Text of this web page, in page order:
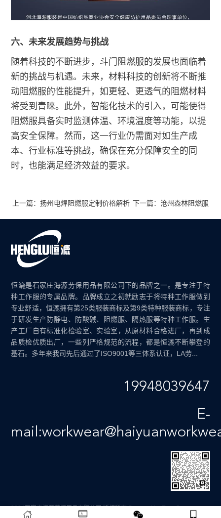
六、未来发展趋势与挑战
随着科技的不断进步，斗门阻燃服的发展也面临着
新的挑战与机遇。未来，材料科技的创新将不断推
动阻燃服的性能提升，如更轻、更透气的阻燃材料
将受到青睐。此外，智能化技术的引入，可能使得
阻燃服具备实时监测体温、环境温度等功能，以提
高安全保障。然而，这一行业仍需面对如生产成
本、行业标准等挑战，确保在充分保障安全的同
时，也能满足经济效益的要求。
上一篇：扬州电焊阻燃服定制价格解析 下一篇：沧州森林阻燃服
恒漉是石家庄海源劳保用品有限公司下的品牌之一。是专注于特
种工作服的专属品牌。品牌成立之初就励志于将特种工作服做到
专业舒适，恒漉拥有第25类服装商标及第9类特种服装商标，专注
于研发生产防静电、防酸碱、阻燃服、隔热服等特种工作服。生
产工厂自有标准化检验室、实验室，从原材料合格进厂，再到成
品质检优质出厂，一些列严格规范的流程，都是恒漉不断攀登的
基石。多年来我司先后通过了ISO9001等三体系认证，LA劳...
19948039647
E-
2024石家庄海源劳保用品有限公司 版权所有Powered by EyouCms
备案号：
冀ICP备12011659号-4